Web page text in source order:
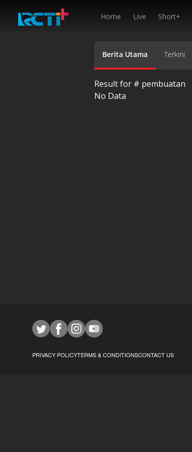
Home Live Short+
Berita Utama Terkini
Result for # pembuatan
No Data
PRIVACY POLICYTERMS & CONDITIONSCONTACT US